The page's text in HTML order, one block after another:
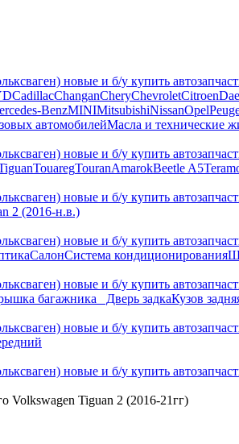
новые и б/у купить
CadillacChanganCheryChevroletCitroen
BenzMINIMitsubishiNissanOpel
автомобилейМасла и технические
новые и б/у купить
TouaregTouranAmarokBeetle A5
новые и б/у купить
2 (2016-н.в.)
новые и б/у купить
СалонСистема кондиционирования
новые и б/у купить
багажника_ Дверь задкаКузов
новые и б/у купить
новые и б/у купить
Volkswagen Tiguan 2 (2016-21гг)